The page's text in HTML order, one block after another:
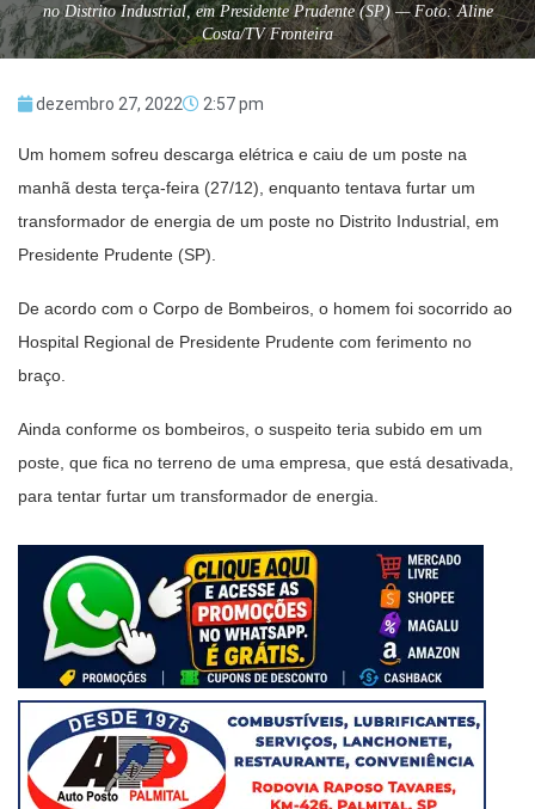
no Distrito Industrial, em Presidente Prudente (SP) — Foto: Aline
Costa/TV Fronteira
dezembro 27, 2022 2:57 pm
Um homem sofreu descarga elétrica e caiu de um poste na
manhã desta terça-feira (27/12), enquanto tentava furtar um
transformador de energia de um poste no Distrito Industrial, em
Presidente Prudente (SP).
De acordo com o Corpo de Bombeiros, o homem foi socorrido ao
Hospital Regional de Presidente Prudente com ferimento no
braço.
Ainda conforme os bombeiros, o suspeito teria subido em um
poste, que fica no terreno de uma empresa, que está desativada,
para tentar furtar um transformador de energia.